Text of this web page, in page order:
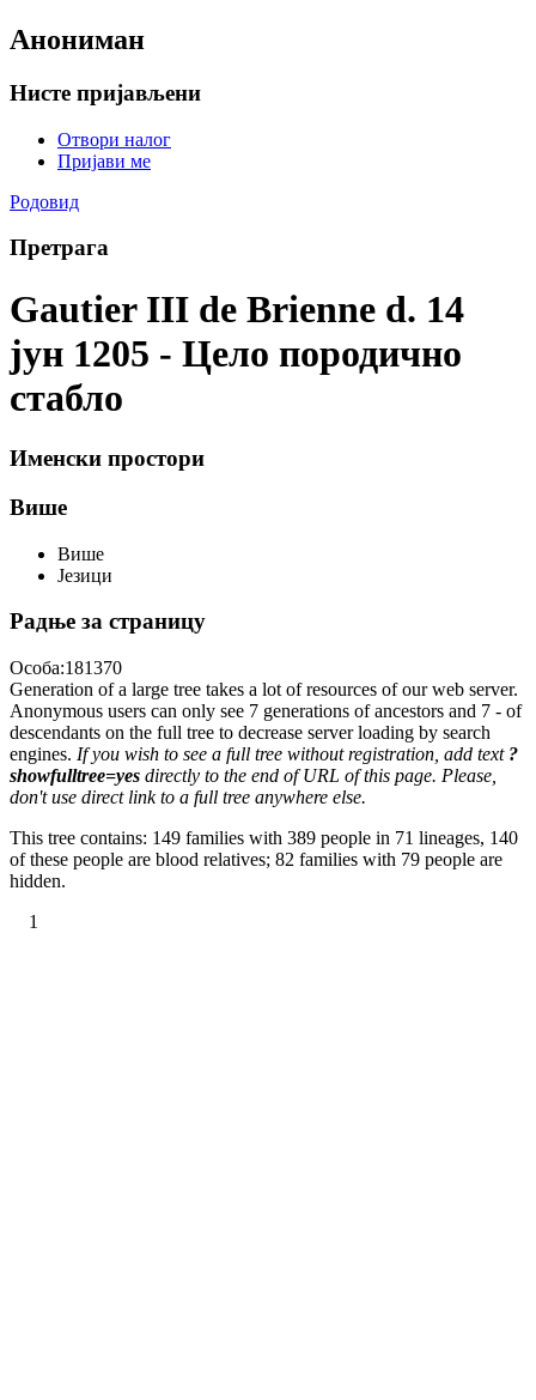
Анониман
Нисте пријављени
Отвори налог
Пријави ме
Родовид
Претрага
Gautier III de Brienne d. 14
јун 1205 - Цело породично
стабло
Именски простори
Више
Више
Језици
Радње за страницу
Особа:181370
Generation of a large tree takes a lot of resources of our web server.
Anonymous users can only see 7 generations of ancestors and 7 - of
descendants on the full tree to decrease server loading by search
engines. If you wish to see a full tree without registration, add text ?
showfulltree=yes directly to the end of URL of this page. Please,
don't use direct link to a full tree anywhere else.
This tree contains: 149 families with 389 people in 71 lineages, 140
of these people are blood relatives; 82 families with 79 people are
hidden.
1